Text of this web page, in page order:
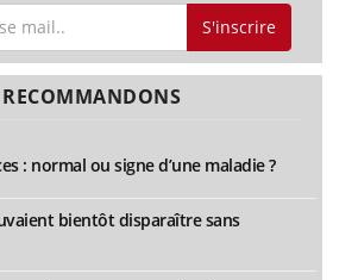
S'inscrire
: normal ou signe d’une maladie ?
bientôt disparaître sans